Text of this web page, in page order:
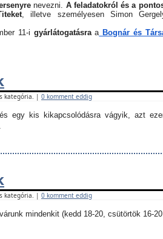
nevezni. A feladatokról és a
, illetve személyesen Simon
11-i gyárlátogatásraaBognár és
kategória. | 0 komment eddig
egy kis kikapcsolódásra vágyik, azt
kategória. | 0 komment eddig
mindenkit (kedd 18-20, csütörtök 16-